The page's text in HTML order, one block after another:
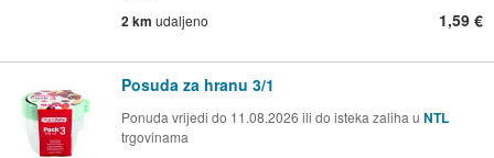
2 km udaljeno 1,59 €
Posuda za hranu 3/1
Ponuda vrijedi do 11.08.2026 ili do isteka zaliha u NTL
trgovinama